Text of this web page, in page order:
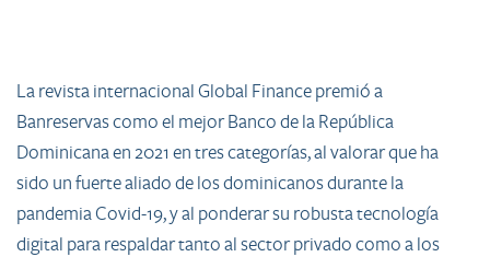
La revista internacional Global Finance premió a
Banreservas como el mejor Banco de la República
Dominicana en 2021 en tres categorías, al valorar que ha
sido un fuerte aliado de los dominicanos durante la
pandemia Covid-19, y al ponderar su robusta tecnología
digital para respaldar tanto al sector privado como a los